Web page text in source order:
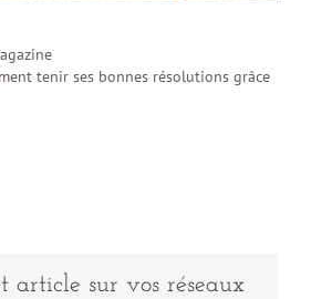
tenir ses bonnes résolutions grâce
article sur vos réseaux